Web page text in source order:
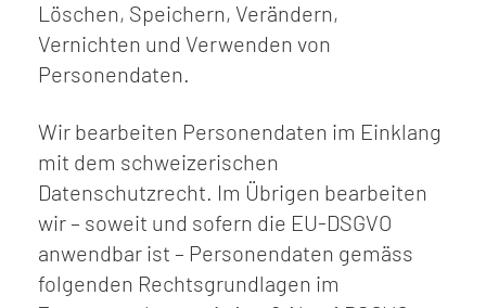
Löschen, Speichern, Verändern,
Vernichten und Verwenden von
Personendaten.
Wir bearbeiten Personendaten im Einklang
mit dem schweizerischen
Datenschutzrecht. Im Übrigen bearbeiten
wir – soweit und sofern die EU-DSGVO
anwendbar ist – Personendaten gemäss
folgenden Rechtsgrundlagen im